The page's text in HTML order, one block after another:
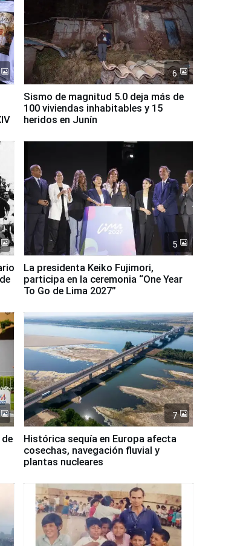
6
Sismo de magnitud 5.0 deja más de
100 viviendas inhabitables y 15
heridos en Junín
5
La presidenta Keiko Fujimori,
participa en la ceremonia “One Year
To Go de Lima 2027”
7
Histórica sequía en Europa afecta
cosechas, navegación fluvial y
plantas nucleares